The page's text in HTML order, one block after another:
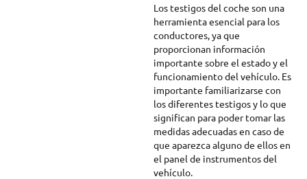
Los testigos del coche son una
herramienta esencial para los
conductores, ya que
proporcionan información
importante sobre el estado y el
funcionamiento del vehículo. Es
importante familiarizarse con
los diferentes testigos y lo que
significan para poder tomar las
medidas adecuadas en caso de
que aparezca alguno de ellos en
el panel de instrumentos del
vehículo.